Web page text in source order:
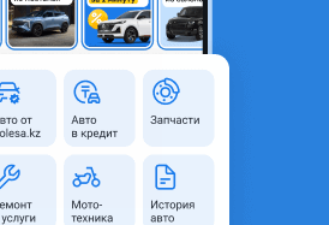
Астана, Акмолинская
область
Новая